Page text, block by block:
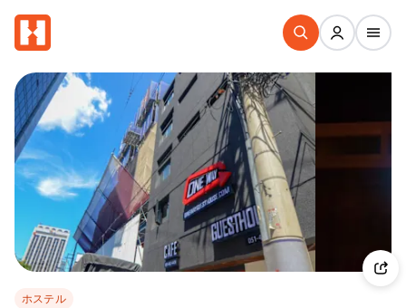
ホステル